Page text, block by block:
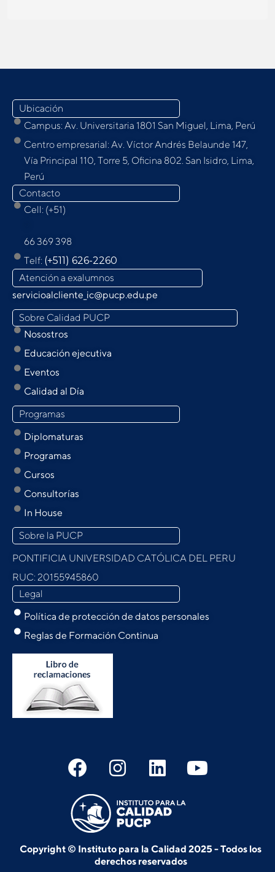
Ubicación
Campus: Av. Universitaria 1801 San Miguel, Lima, Perú
Centro empresarial: Av. Víctor Andrés Belaunde 147,
Vía Principal 110, Torre 5, Oﬁcina 802. San Isidro, Lima,
Perú
Contacto
Cell: (+51)
66 369 398
Telf: (+511) 626-2260
Atención a exalumnos
servicioalcliente_ic@pucp.edu.pe
Sobre Calidad PUCP
Nosostros
Educación ejecutiva
Eventos
Calidad al Día
Programas
Diplomaturas
Programas
Cursos
Consultorías
In House
Sobre la PUCP
PONTIFICIA UNIVERSIDAD CATÓLICA DEL PERU
RUC: 20155945860
Legal
Política de protección de datos personales
Reglas de Formación Continua
Copyright © Instituto para la Calidad 2025 - Todos los
derechos reservados